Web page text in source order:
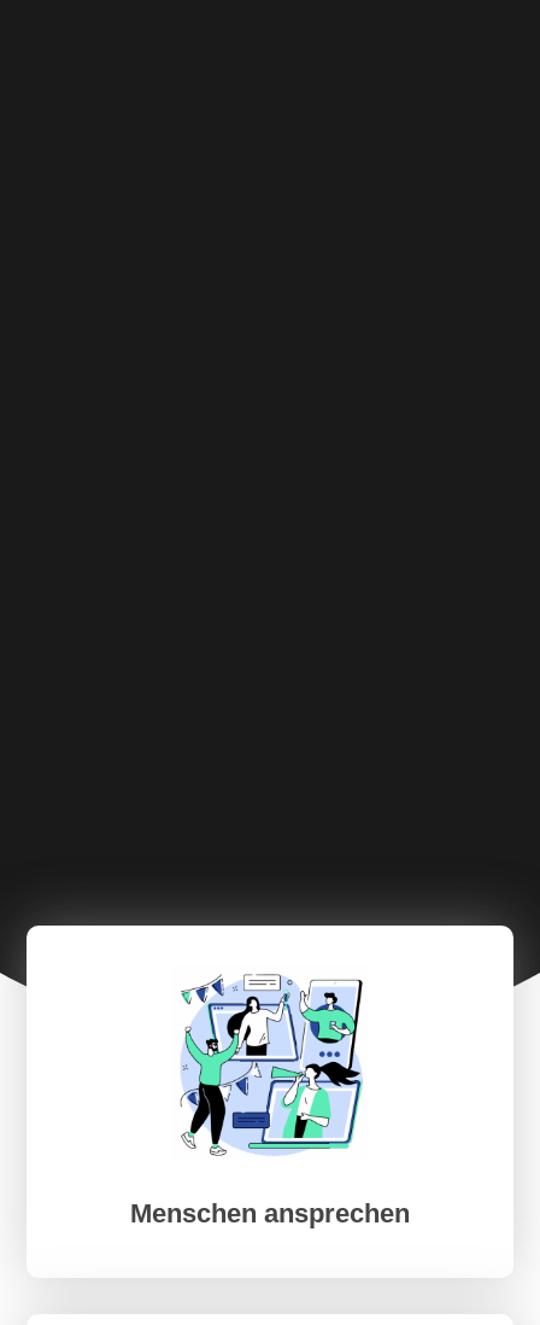
Menschen ansprechen